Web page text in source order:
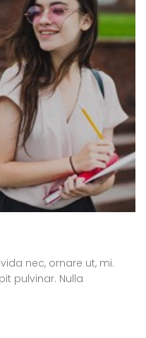
nec, ornare ut, mi.
pulvinar. Nulla